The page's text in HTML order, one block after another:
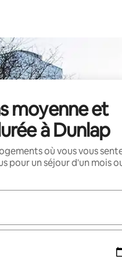
moyenne et
à Dunlap
où vous vous
pour un séjour d'un mois
s'affichent, utilisez les